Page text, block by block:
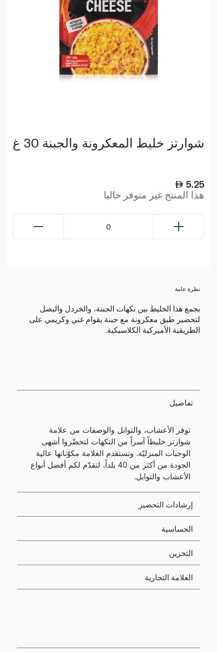
شوارتز خليط المعكرونة والجبنة 30 غ
5.25
هذا المنتج غير متوفر حاليا
0
نظرة عامة
يجمع هذا الخليط بين نكهات الجبنة، والخردل والبصل
لتحضير طبق معكرونة مع جبنة بقوام غني وكريمي على
الطريقية الأميركية الكلاسيكية.
تفاصيل
توفر الأعشاب، والتوابل والوصفات من علامة
شوارتز خليطاً آسراً من النكهات لتحضّروا أشهى
الوجبات المنزليّة. وتستقدم العلامة مكوّناتها عالية
الجودة من أكثر من 40 بلداً، لتقدّم لكم أفضل أنواع
الأعشاب والتوابل.
إرشادات التحضير
الحساسية
التخزين
العلامة التجارية